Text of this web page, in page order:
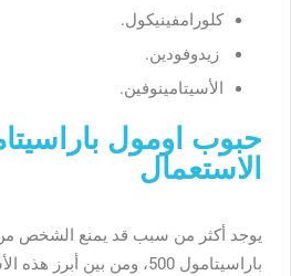
كلورامفينيكول.
زيدوفودين.
الأسيتامينوفين.
الاستعمال
يوجد أكثر من سبب قد يمنع الشخص
باراسيتامول 500، ومن بين أبرز هذه الأسباب: